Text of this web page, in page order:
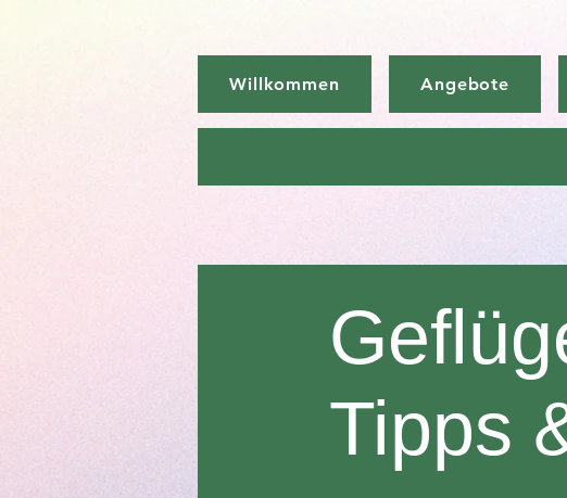
Willkommen Angebote
Tipps